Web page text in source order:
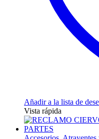
Añadir a la lista de
Vista rápida